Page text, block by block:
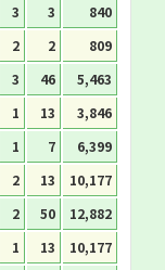
3 3
840
2 2
809
3 46
5,463
1 13
3,846
1 7
6,399
2 13
10,177
2 50
12,882
1 13
10,177